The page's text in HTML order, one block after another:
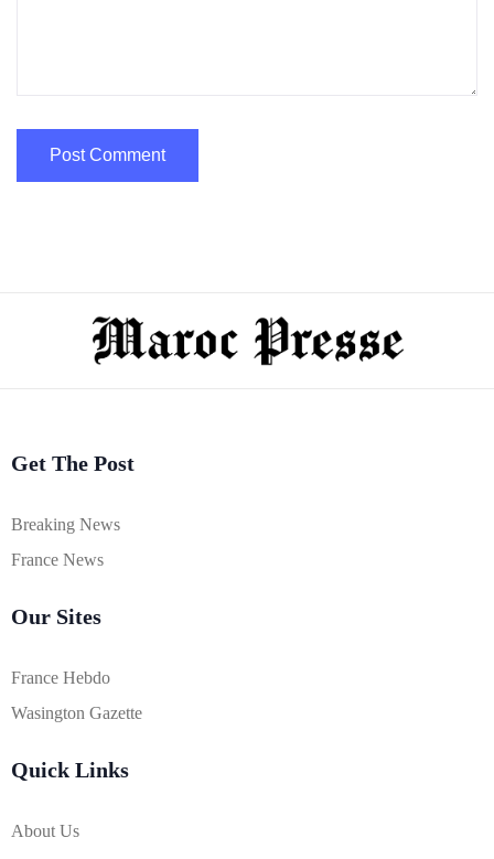
Get The Post
Breaking News
France News
Our Sites
France Hebdo
Wasington Gazette
Quick Links
About Us